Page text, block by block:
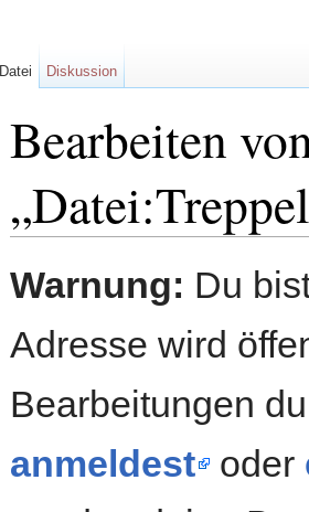
Bearbeiten
Warnung: Du
Adresse wird
Bearbeitungen
anmeldest
oder
Datei Diskussion